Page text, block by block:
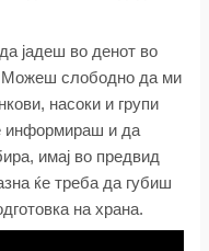
јадеш во денот во
Можеш слободно да ми
насоки и групи
информираш и да
имај во предвид
ќе треба да губиш
на храна.